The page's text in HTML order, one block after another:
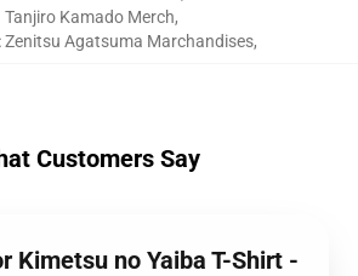
Tanjiro Kamado Merch,
Zenitsu Agatsuma Marchandises,
Customers Say
Kimetsu no Yaiba T-Shirt -